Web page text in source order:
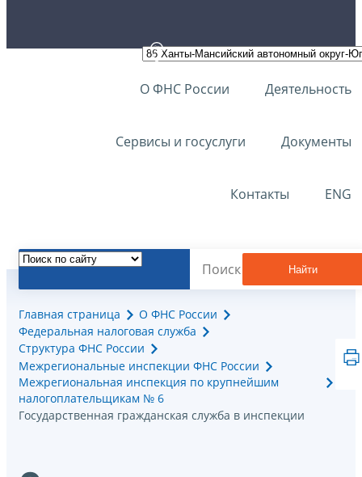
О ФНС России Деятельность
Сервисы и госуслуги Документы
Контакты ENG
Найти
Главная страница
О ФНС России
Федеральная налоговая служба
Структура ФНС России
Межрегиональные инспекции ФНС России
Межрегиональная инспекция по крупнейшим
налогоплательщикам № 6
Государственная гражданская служба в инспекции